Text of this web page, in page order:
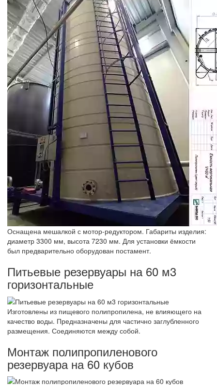
Оснащена мешалкой с мотор-редуктором. Габариты изделия:
диаметр 3300 мм, высота 7230 мм. Для установки ёмкости
был предварительно оборудован постамент.
Питьевые резервуары на 60 м3
горизонтальные
Изготовлены из пищевого полипропилена, не влияющего на
качество воды. Предназначены для частично заглубленного
размещения. Соединяются между собой.
Монтаж полипропиленового
резервуара на 60 кубов